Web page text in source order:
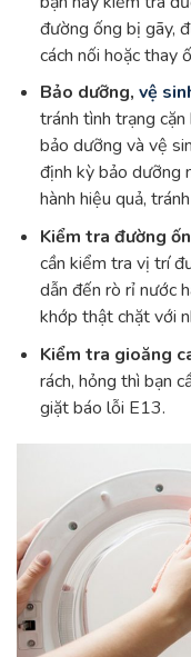
đường ống bị gãy,
cách nối hoặc thay
Bảo dưỡng, vệ
tránh tình trạng
bảo dưỡng và vệ
định kỳ bảo dưỡng
hành hiệu quả,
Kiểm tra đường
cần kiểm tra vị trí
dẫn đến rò rỉ nước
khớp thật chặt với
Kiểm tra gioăng
rách, hỏng thì bạn
giặt báo lỗi E13.